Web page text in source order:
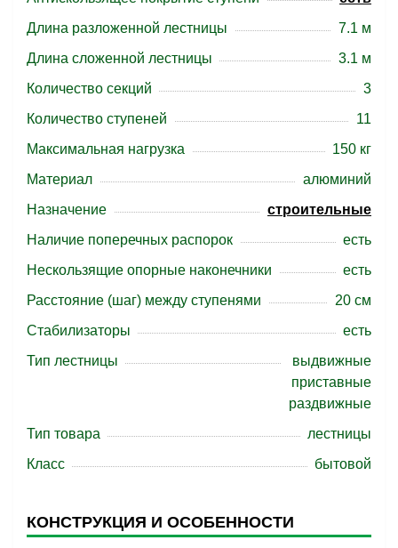
Длина разложенной лестницы
7.1 м
Длина сложенной лестницы
3.1 м
Количество секций
3
Количество ступеней
11
Максимальная нагрузка
150 кг
Материал
алюминий
Назначение
строительные
Наличие поперечных распорок
есть
Нескользящие опорные наконечники
есть
Расстояние (шаг) между ступенями
20 см
Стабилизаторы
есть
Тип лестницы
выдвижные
приставные
раздвижные
Тип товара
лестницы
Класс
бытовой
КОНСТРУКЦИЯ И ОСОБЕННОСТИ